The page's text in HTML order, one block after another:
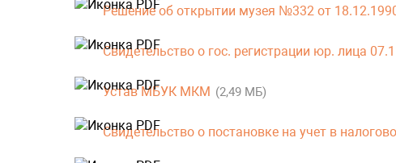
Решение об открытии музея №332 от
Свидетельство о гос. регистрации юр. лица
Устав МБУК МКМ (2,49 МБ)
Свидетельство о постановке на учет в